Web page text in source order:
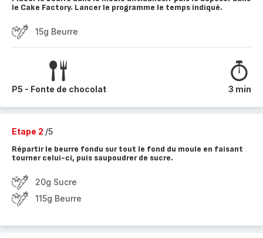
le Cake Factory. Lancer le programme le temps indiqué.
15g Beurre
P5 - Fonte de chocolat 3 min
Etape 2 /5
Répartir le beurre fondu sur tout le fond du moule en faisant
tourner celui-ci, puis saupoudrer de sucre.
20g Sucre
115g Beurre